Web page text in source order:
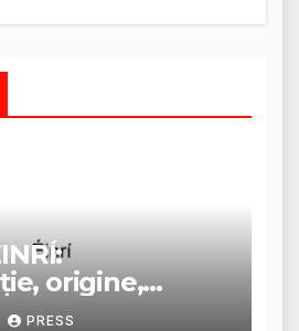
origine,
personalitate
PRESS